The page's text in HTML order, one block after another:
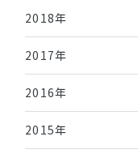
2018年
2017年
2016年
2015年